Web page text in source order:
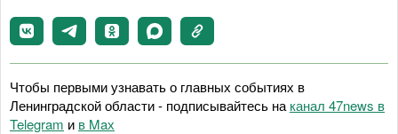
Чтобы первыми узнавать о главных событиях в
Ленинградской области - подписывайтесь на канал 47news в
Telegram и в Maх